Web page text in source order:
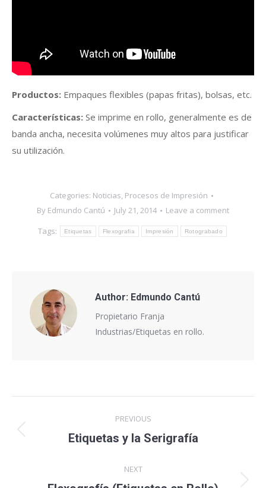
Productos: Empaques flexibles (papas fritas), bolsas, etc.
Características: Se imprime en rollo, generalmente es de
banda ancha, necesita volúmenes muy altos para justificar
su utilización.
Categories: Noticias, Procesos de Impresión
By Edmundo Cantú July 21, 2014
Leave a comment
Tags:
Etiquetas Flexografia Impresión Rotograbado
Author: Edmundo Cantú
Propietario Franja
Industrias/Etiquetas en rollo.
navigation
PREVIOUS
Previous
Etiquetas y la Serigrafía
NEXT